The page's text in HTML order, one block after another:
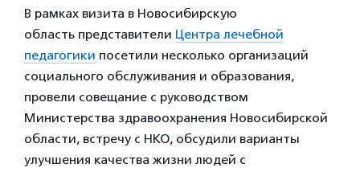
В рамках визита в Новосибирскую
область представители Центра лечебной
педагогики посетили несколько организаций
социального обслуживания и образования,
провели совещание с руководством
Министерства здравоохранения Новосибирской
области, встречу с НКО, обсудили варианты
улучшения качества жизни людей с